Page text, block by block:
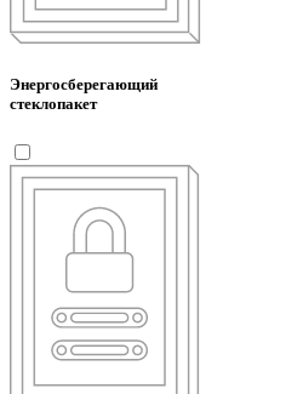
Энергосберегающий
стеклопакет